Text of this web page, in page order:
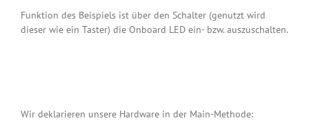
Funktion des Beispiels ist über den Schalter (genutzt wird
dieser wie ein Taster) die Onboard LED ein- bzw. auszuschalten.
Wir deklarieren unsere Hardware in der Main-Methode: